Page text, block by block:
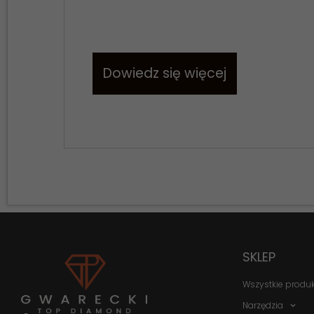
Dowiedz się więcej
SKLEP
Wszystkie
Narzędzia